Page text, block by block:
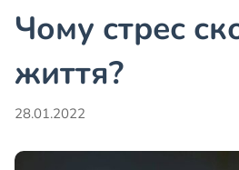
Чому стрес
життя?
28.01.2022